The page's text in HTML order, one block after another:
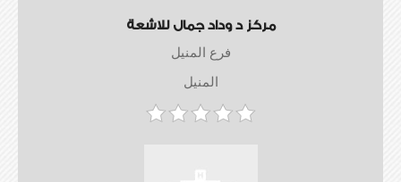
مركز د وداد جمال للاشعة
فرع المنيل
المنيل